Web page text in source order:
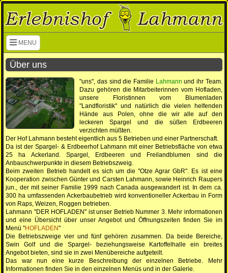
MENU
Navigation überspringen
Über uns
"uns", das sind die Familie Lahmann und ihr Team.
Dazu gehören die Mitarbeiterinnen vom Hofladen,
unsere Floristinnen vom Blumenladen
"Landfloristik" und natürlich die vielen helfenden
Hände aus Polen, ohne die wir alle auf den
leckeren Spargel und die süßen Erdbeeren
verzichten müßten.
Der Hof Lahmann besteht eigentlich aus 5 Betrieben und einer Partnerschaft.
Da ist der Spargel- & Erdbeerhof Lahmann mit einer Betriebsfläche von etwa
25 ha Ackerland. Spargel, Erdbeeren und Freilandblumen sind die
Anbauschwerpunkte in diesem Betriebszweig.
Beim zweiten Betrieb handelt es sich um die "Otze Agrar GbR". Es ist eine
Kooperation zwischen Günter und Carsten Lahmann, sowie Heinrich Raupers
jun., der mit seiner Familie 1999 nach Canada ausgewandert ist. In dem ca.
300 ha umfassenden Ackerbaubetrieb wird konventioneller Ackerbau in Form
von Raps, Weizen, Roggen betrieben.
Lahmann "DER HOFLADEN" ist unser Betrieb Nummer 3. Mehr informationen
und eine Übersicht über unser Angebot und Öffnungszeiten finden Sie im
Menü "HOFLADEN"
Die Betriebszweige vier und fünf gehören zusammen. Da beide Bereiche,
Swin Golf und die Spargel- beziehungsweise Kartoffelhalle ein breites
Angebot bieten, sind sie in zwei Menübereiche aufgeteilt.
Das war nun eine kurze Beschreibung der einzelnen Betriebe. Mehr
Informationen finden Sie in den einzelnen Menüs und in der Galerie.